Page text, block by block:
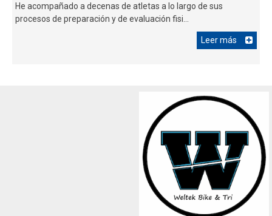
He acompañado a decenas de atletas a lo largo de sus
procesos de preparación y de evaluación fisi...
Leer más